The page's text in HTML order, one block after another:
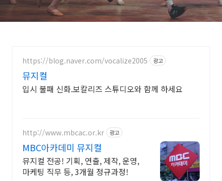
https://blog.naver.com/vocalize2005 광고
뮤지컬
입시 불패 신화.보칼리즈 스튜디오와 함께 하세요
http://www.mbcac.or.kr 광고
MBC아카데미 뮤지컬
뮤지컬 전공! 기획, 연출, 제작, 운영,
마케팅 직무 등, 3개월 정규과정!